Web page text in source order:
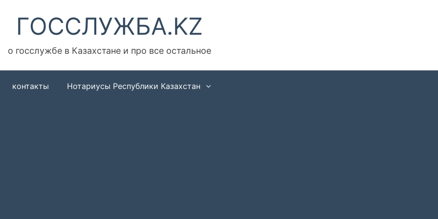
ГОССЛУЖБА.KZ
о госслужбе в Казахстане и про все остальное
контакты Нотариусы Республики Казахстан